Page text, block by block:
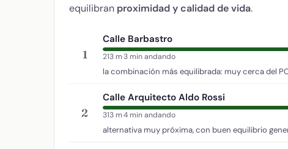
equilibran proximidad y calidad de vida.
1
Calle Barbastro
213 m·3 min andando
la combinación más equilibrada: muy cerca del
2
Calle Arquitecto Aldo Rossi
313 m·4 min andando
alternativa muy próxima, con buen equilibrio